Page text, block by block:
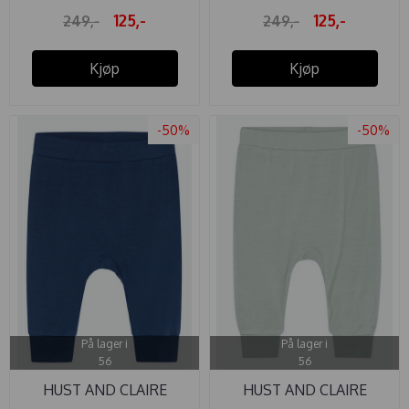
249,- 125,-
Kjøp
249,- 125,-
Kjøp
-50%
På lager i
56
HUST AND CLAIRE
-50%
På lager i
56
HUST AND CLAIRE